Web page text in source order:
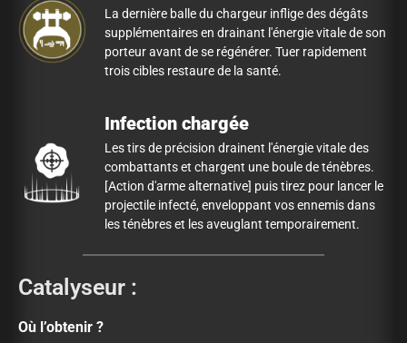
La dernière balle du chargeur inflige des dégâts
supplémentaires en drainant l'énergie vitale de son
porteur avant de se régénérer. Tuer rapidement
trois cibles restaure de la santé.
Infection chargée
Les tirs de précision drainent l'énergie vitale des
combattants et chargent une boule de ténèbres.
[Action d'arme alternative] puis tirez pour lancer le
projectile infecté, enveloppant vos ennemis dans
les ténèbres et les aveuglant temporairement.
Catalyseur :
Où l’obtenir ?